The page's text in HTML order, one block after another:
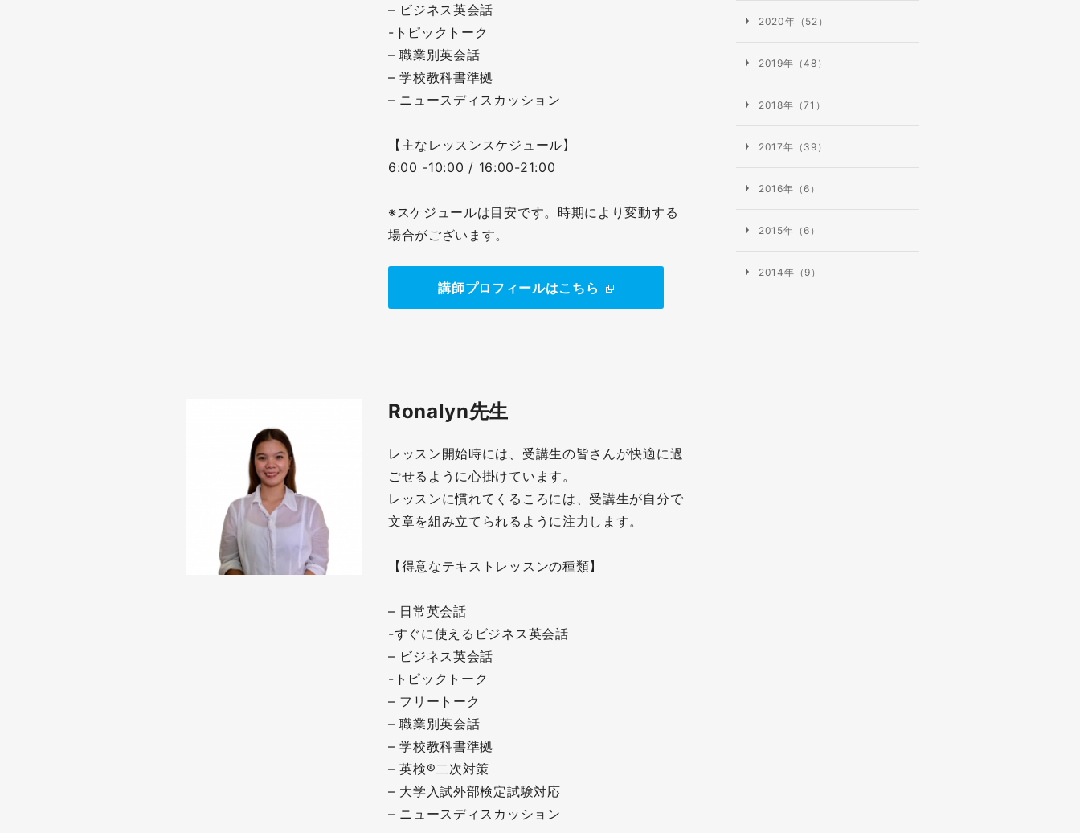
– ビジネス英会話
-トピックトーク
– 職業別英会話
– 学校教科書準拠
– ニュースディスカッション
【主なレッスンスケジュール】
6:00 -10:00 / 16:00-21:00
※スケジュールは目安です。時期により変動する
場合がございます。
講師プロフィールはこちら
Ronalyn先生
レッスン開始時には、受講生の皆さんが快適に過
ごせるように心掛けています。
レッスンに慣れてくるころには、受講生が自分で
文章を組み立てられるように注力します。
【得意なテキストレッスンの種類】
– 日常英会話
-すぐに使えるビジネス英会話
– ビジネス英会話
-トピックトーク
– フリートーク
– 職業別英会話
– 学校教科書準拠
– 英検®二次対策
– 大学入試外部検定試験対応
– ニュースディスカッション
2020年（52）
2019年（48）
2018年（71）
2017年（39）
2016年（6）
2015年（6）
2014年（9）